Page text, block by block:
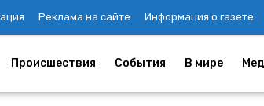
Реклама на сайте Информация о газете
Происшествия События В мире